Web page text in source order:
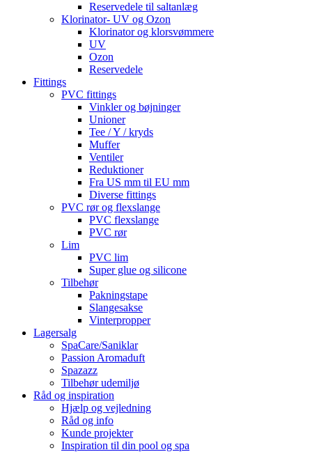
Reservedele til saltanlæg
Klorinator- UV og Ozon
Klorinator og klorsvømmere
UV
Ozon
Reservedele
Fittings
PVC fittings
Vinkler og bøjninger
Unioner
Tee / Y / kryds
Muffer
Ventiler
Reduktioner
Fra US mm til EU mm
Diverse fittings
PVC rør og flexslange
PVC flexslange
PVC rør
Lim
PVC lim
Super glue og silicone
Tilbehør
Pakningstape
Slangesakse
Vinterpropper
Lagersalg
SpaCare/Saniklar
Passion Aromaduft
Spazazz
Tilbehør udemiljø
Råd og inspiration
Hjælp og vejledning
Råd og info
Kunde projekter
Inspiration til din pool og spa